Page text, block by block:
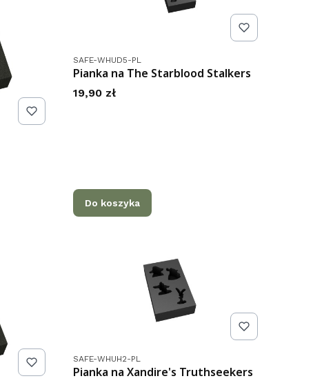
Kod produktu
SAFE-WHUD5-PL
Pianka na The Starblood Stalkers
Cena
19,90 zł
Do koszyka
Kod produktu
SAFE-WHUH2-PL
Pianka na Xandire's Truthseekers